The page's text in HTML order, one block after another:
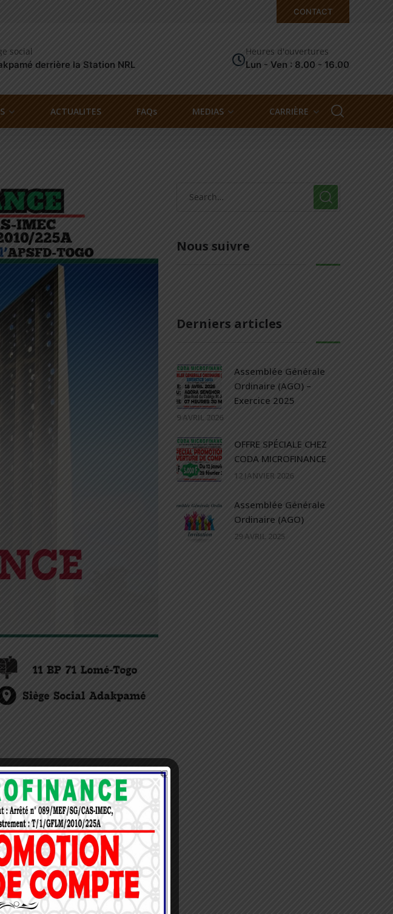
CONTACT
social
derrière la Station NRL
Heures d'ouvertures
Lun - Ven : 8.00 - 16.00
ACTUALITES FAQs MEDIAS CARRIÈRE
nous construisons ensemble.
Nous suivre
Derniers articles
Assemblée Générale
Ordinaire (AGO) –
Exercice 2025
9 AVRIL 2026
OFFRE SPÉCIALE CHEZ
CODA MICROFINANCE
12 JANVIER 2026
Assemblée Générale
Ordinaire (AGO)
29 AVRIL 2025